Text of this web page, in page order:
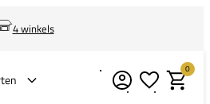
4 winkels
Verlanglijstje
0